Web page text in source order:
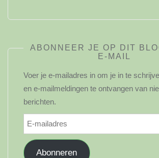
ABONNEER JE OP DIT
E-MAIL
Voer je e-mailadres in om je in te
en e-mailmeldingen te ontvangen van
berichten.
E-
mailadres
Abonneren